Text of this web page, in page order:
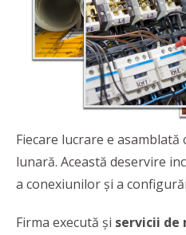
Fiecare lucrare e
lunară. Această deservire
a conexiunilor și a
Firma execută și servicii